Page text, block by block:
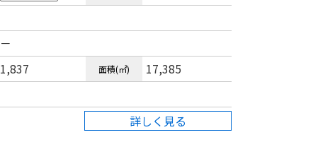
－
1,837 面積(㎡) 17,385
詳しく見る